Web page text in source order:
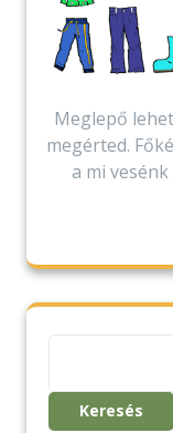
Meglepő
megérted.
a mi
Keresés